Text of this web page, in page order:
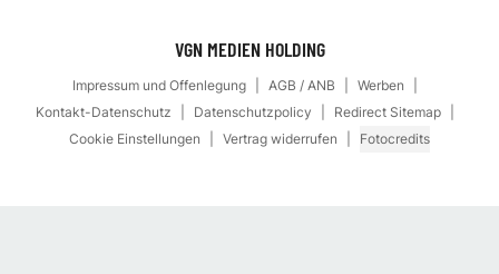
VGN MEDIEN HOLDING
Impressum und Offenlegung AGB / ANB
Werben
Kontakt-Datenschutz
Datenschutzpolicy
Redirect Sitemap
Cookie Einstellungen
Vertrag widerrufen Fotocredits